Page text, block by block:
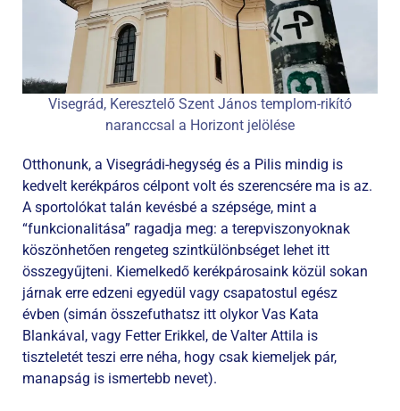
Visegrád, Keresztelő Szent János templom-rikító
naranccsal a Horizont jelölése
Otthonunk, a Visegrádi-hegység és a Pilis mindig is
kedvelt kerékpáros célpont volt és szerencsére ma is az.
A sportolókat talán kevésbé a szépsége, mint a
“funkcionalitása” ragadja meg: a terepviszonyoknak
köszönhetően rengeteg szintkülönbséget lehet itt
összegyűjteni. Kiemelkedő kerékpárosaink közül sokan
járnak erre edzeni egyedül vagy csapatostul egész
évben (simán összefuthatsz itt olykor Vas Kata
Blankával, vagy Fetter Erikkel, de Valter Attila is
tiszteletét teszi erre néha, hogy csak kiemeljek pár,
manapság is ismertebb nevet).